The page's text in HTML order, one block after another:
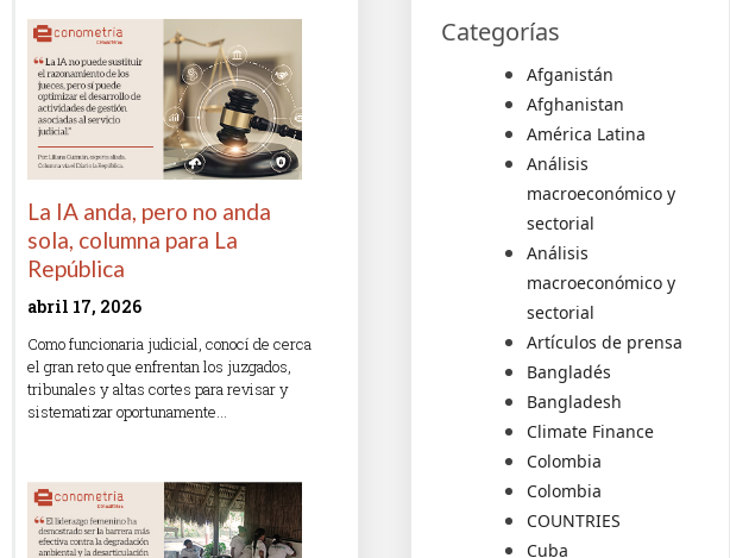
La IA anda, pero no anda
sola, columna para La
República
abril 17, 2026
Como funcionaria judicial, conocí de cerca
el gran reto que enfrentan los juzgados,
tribunales y altas cortes para revisar y
sistematizar oportunamente…
Categorías
Afganistán
Afghanistan
América Latina
Análisis
macroeconómico y
sectorial
Análisis
macroeconómico y
sectorial
Artículos de prensa
Bangladés
Bangladesh
Climate Finance
Colombia
Colombia
COUNTRIES
Cuba